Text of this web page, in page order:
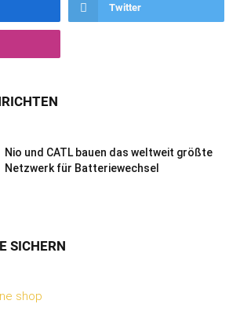
Twitter
Nio und CATL bauen das weltweit größte
Netzwerk für Batteriewechsel
SICHERN